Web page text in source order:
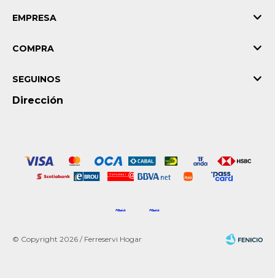
EMPRESA
COMPRA
Dirección
SEGUINOS
© Copyright 2026 / Ferreservi Hogar